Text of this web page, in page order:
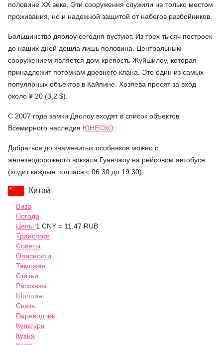
половине XX века. Эти сооружения служили не только местом
проживания, но и надежной защитой от набегов разбойников.
Большинство дяолоу сегодня пустуют. Из трех тысяч построек
до наших дней дошла лишь половина. Центральным
сооружением является дом-крепость Жуйшилоу, которая
принадлежит потомкам древнего клана. Это один из самых
популярных объектов в Кайпине. Хозяева просят за вход
около ¥ 20 (3,2 $).
С 2007 года замки Дяолоу входят в список объектов
Всемирного наследия ЮНЕСКО
Добраться до знаменитых особняков можно с
железнодорожного вокзала Гуанчжоу на рейсовом автобусе
(ходит каждые полчаса с 06:30 до 19:30).
Китай
Виза
Погода
Цены 1 CNY = 11.47 RUB
Транспорт
Советы
Опасности
Таможня
Статьи
Рассказы
Шоппинг
Связь
Переводчик
Культура
Кухня